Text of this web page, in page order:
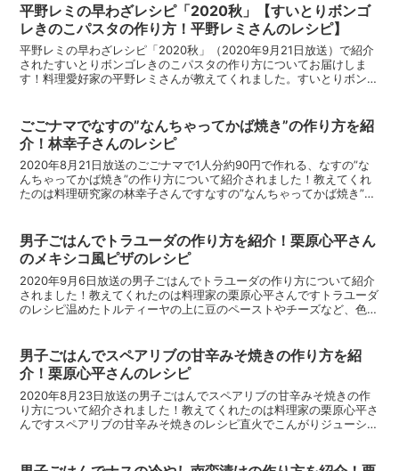
平野レミの早わざレシピ「2020秋」【すいとりボンゴ
レきのこパスタの作り方！平野レミさんのレシピ】
平野レミの早わざレシピ「2020秋」（2020年9月21日放送）で紹介
されたすいとりボンゴレきのこパスタの作り方についてお届けしま
す！料理愛好家の平野レミさんが教えてくれました。すいとりボンゴ
ごごナマでなすの”なんちゃってかば焼き”の作り方を紹
介！林幸子さんのレシピ
2020年8月21日放送のごごナマで1人分約90円で作れる、なすの”な
んちゃってかば焼き”の作り方について紹介されました！教えてくれ
たのは料理研究家の林幸子さんですなすの”なんちゃってかば焼き”の
男子ごはんでトラユーダの作り方を紹介！栗原心平さん
のメキシコ風ピザのレシピ
2020年9月6日放送の男子ごはんでトラユーダの作り方について紹介
されました！教えてくれたのは料理家の栗原心平さんですトラユーダ
のレシピ温めたトルティーヤの上に豆のペーストやチーズなど、色々
男子ごはんでスペアリブの甘辛みそ焼きの作り方を紹
介！栗原心平さんのレシピ
2020年8月23日放送の男子ごはんでスペアリブの甘辛みそ焼きの作
り方について紹介されました！教えてくれたのは料理家の栗原心平さ
んですスペアリブの甘辛みそ焼きのレシピ直火でこんがりジューシ